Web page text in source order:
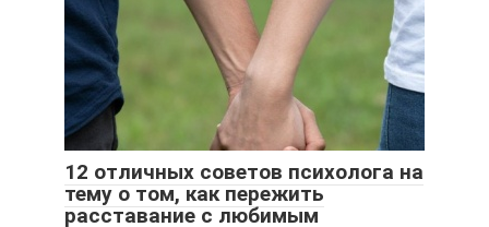
12 отличных советов психолога на
тему о том, как пережить
расставание с любимым